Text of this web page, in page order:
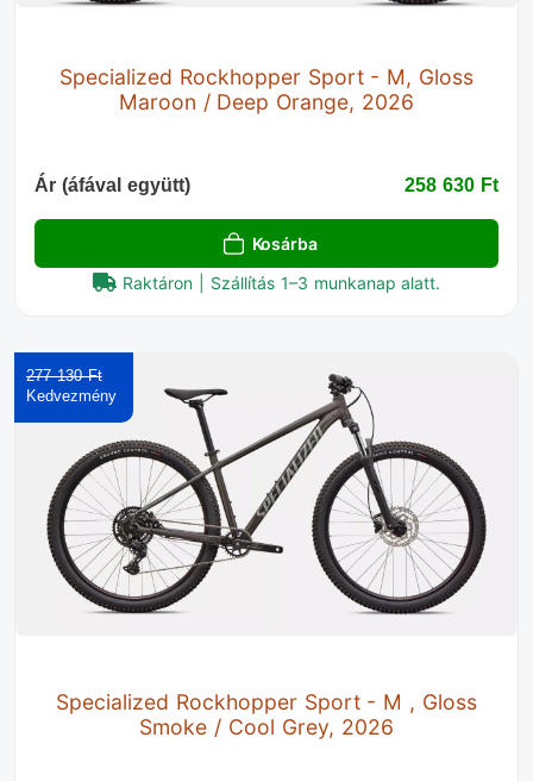
Specialized Rockhopper Sport - M, Gloss
Maroon / Deep Orange, 2026
Ár (áfával együtt) 258 630 Ft‎
Kosárba
Raktáron | Szállítás 1–3 munkanap alatt.
Specialized Rockhopper Sport - M , Gloss
Smoke / Cool Grey, 2026
277 130 Ft‎